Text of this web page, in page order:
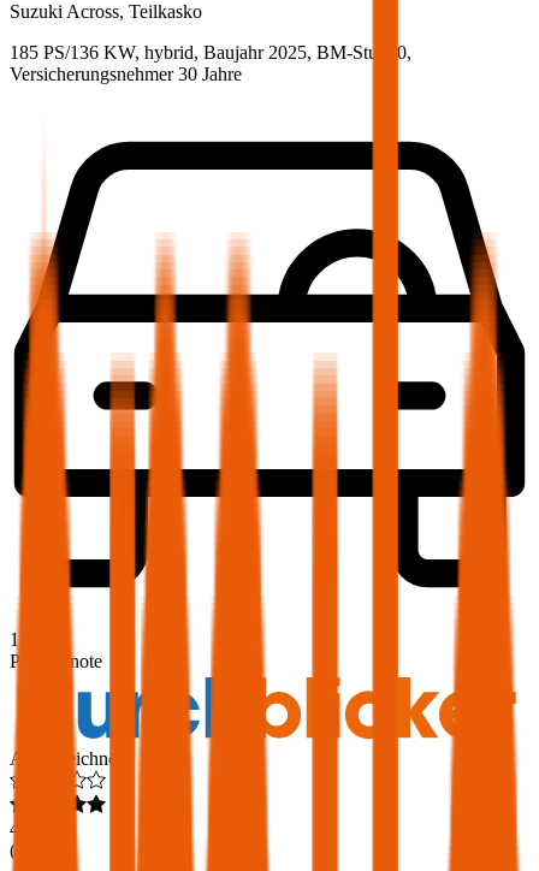
SuzukiAcross, Teilkasko
185 PS/136 KW, hybrid, Baujahr 2025, BM-Stufe 0,
Versicherungsnehmer 30 Jahre
1,9
Produktnote
Ausgezeichnet
4,6
(